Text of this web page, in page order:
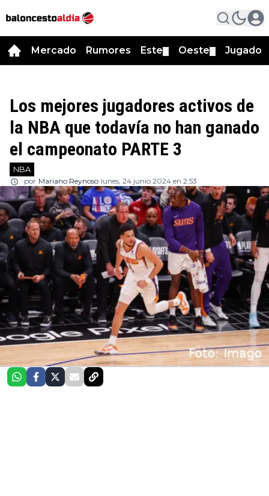
Mercado Rumores Este Oeste
Los mejores jugadores activos de
la NBA que todavía no han ganado
el campeonato PARTE 3
NBA
por Mariano Reynoso lunes, 24 junio 2024 en 2:53